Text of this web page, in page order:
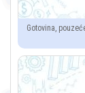
Gotovina,